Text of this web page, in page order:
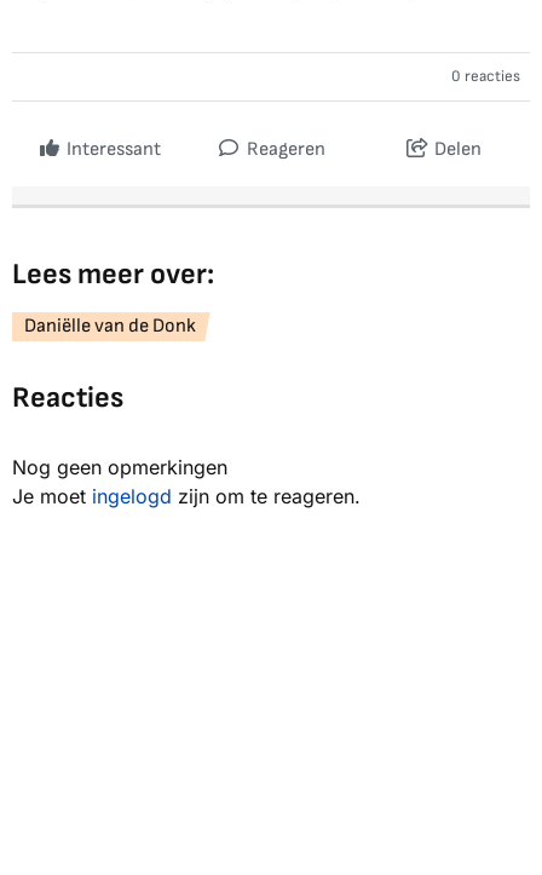
0 reacties
Interessant Reageren Delen
Lees meer over:
Daniëlle van de Donk
Reacties
Nog geen opmerkingen
Je moet ingelogd zijn om te reageren.